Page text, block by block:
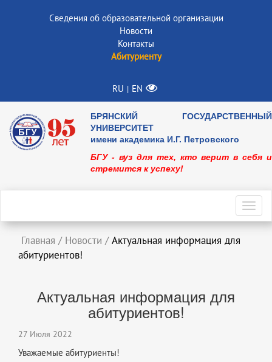
Сведения об образовательной организации
Новости
Контакты
Абитуриенту
RU | EN
БРЯНСКИЙ ГОСУДАРСТВЕННЫЙ
УНИВЕРСИТЕТ
имени академика И.Г. Петровского
БГУ - вуз для тех, кто верит в себя и
стремится к успеху!
Главная / Новости / Актуальная информация для
абитуриентов!
Актуальная информация для
абитуриентов!
27 Июля 2022
Уважаемые абитуриенты!